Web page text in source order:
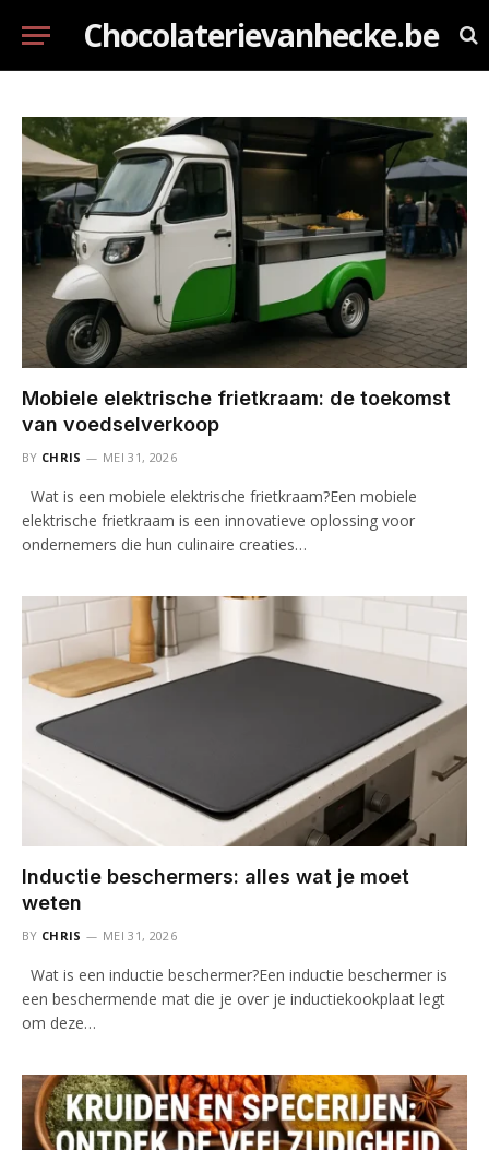
Chocolaterievanhecke.be
Mobiele elektrische frietkraam: de toekomst
van voedselverkoop
BY CHRIS MEI 31, 2026
Wat is een mobiele elektrische frietkraam?Een mobiele
elektrische frietkraam is een innovatieve oplossing voor
ondernemers die hun culinaire creaties…
Inductie beschermers: alles wat je moet
weten
BY CHRIS MEI 31, 2026
Wat is een inductie beschermer?Een inductie beschermer is
een beschermende mat die je over je inductiekookplaat legt
om deze…